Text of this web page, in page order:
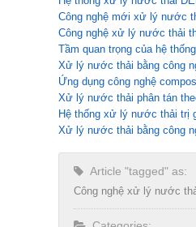
Công nghệ mới xử lý nước
Công nghệ xử lý nước thải
Tầm quan trọng của hệ
Xử lý nước thải bằng công
Ứng dụng công nghệ
Xử lý nước thải phân tán
Hệ thống xử lý nước thải trị
Xử lý nước thải bằng công
Article "tagged" as:
Công nghệ xử lý nước